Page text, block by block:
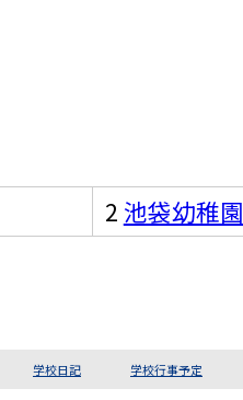
2 池袋幼稚園
学校日記 学校行事予定